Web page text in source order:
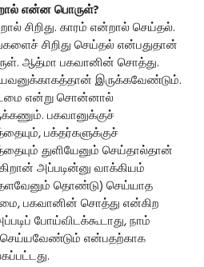
என்ன பொருள்?
சிறிது. காரம் என்றால் செய்தல்.
சிறிது செய்தல் என்பதுதான்
ஆத்மா பகவானின் சொத்து.
இருக்கவேண்டும்.
என்று சொன்னால்
பகவானுக்குச்
பக்தர்களுக்குச்
துளியேனும் செய்தால்தான்
அப்படின்னு வாக்கியம்
தொண்டு) செய்யாத
பகவானின் சொத்து என்கிற
போய்விடக்கூடாது, நாம்
செய்யவேண்டும் என்பதற்காக